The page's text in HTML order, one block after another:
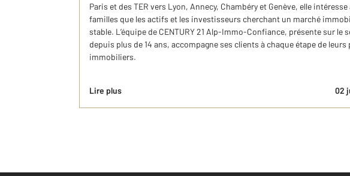
Paris et des TER vers Lyon, Annecy, Chambéry et Genève, elle
familles que les actifs et les investisseurs cherchant un marché
stable. L’équipe de CENTURY 21 Alp-Immo-Confiance, présente sur le
depuis plus de 14 ans, accompagne ses clients à chaque étape de leurs
immobiliers.
Lire plus 02